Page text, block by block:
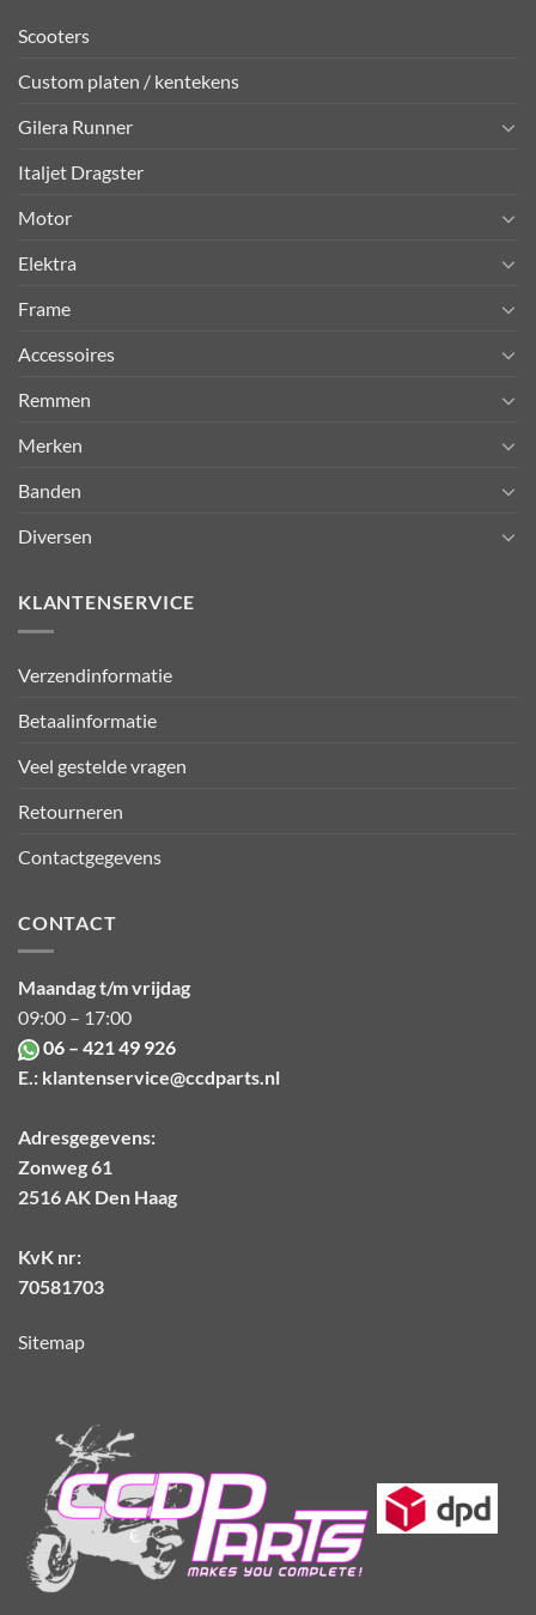
Scooters
Custom platen / kentekens
Gilera Runner
Italjet Dragster
Motor
Elektra
Frame
Accessoires
Remmen
Merken
Banden
Diversen
KLANTENSERVICE
Verzendinformatie
Betaalinformatie
Veel gestelde vragen
Retourneren
Contactgegevens
CONTACT
Maandag t/m vrijdag
09:00 – 17:00
06 – 421 49 926
E.: klantenservice@ccdparts.nl
Adresgegevens:
Zonweg 61
2516 AK Den Haag
KvK nr:
70581703
Sitemap